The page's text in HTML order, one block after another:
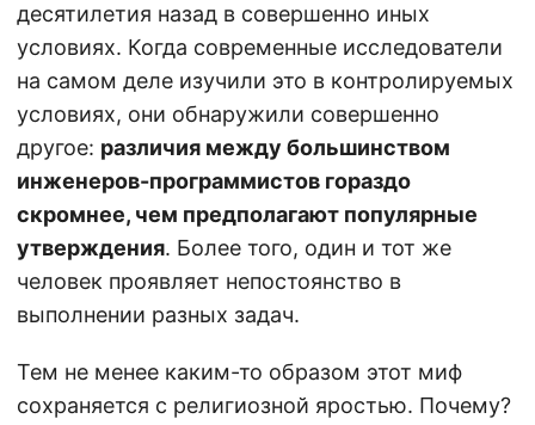
десятилетия назад в совершенно иных
условиях. Когда современные исследователи
на самом деле изучили это в контролируемых
условиях, они обнаружили совершенно
другое: различия между большинством
инженеров-программистов гораздо
скромнее, чем предполагают популярные
утверждения. Более того, один и тот же
человек проявляет непостоянство в
выполнении разных задач.
Тем не менее каким-то образом этот миф
сохраняется с религиозной яростью. Почему?